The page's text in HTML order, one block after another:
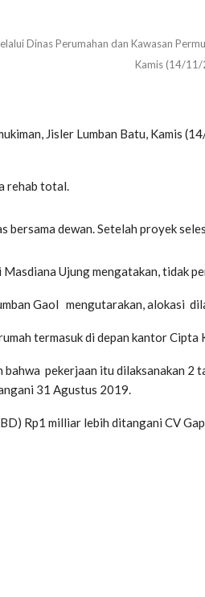
Dinas Perumahan dan Kawasan
Kamis (14/11/
Jisler Lumban Batu, Kamis
rehab total.
dewan. Setelah proyek
Ujung mengatakan, tidak
Gaol mengutarakan, alokasi
termasuk di depan kantor Cipta
bahwa pekerjaan itu dilaksanakan
31 Agustus 2019.
Rp1 milliar lebih ditangani CV